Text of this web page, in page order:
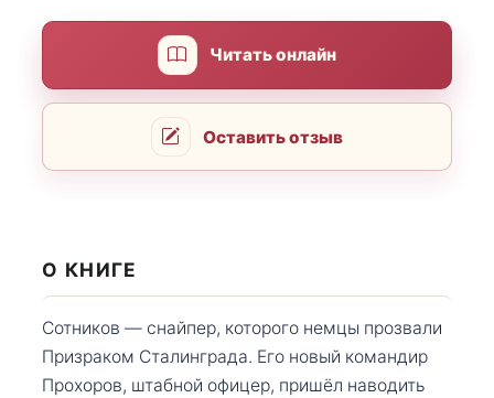
Читать онлайн
Оставить отзыв
О КНИГЕ
Сотников — снайпер, которого немцы прозвали
Призраком Сталинграда. Его новый командир
Прохоров, штабной офицер, пришёл наводить